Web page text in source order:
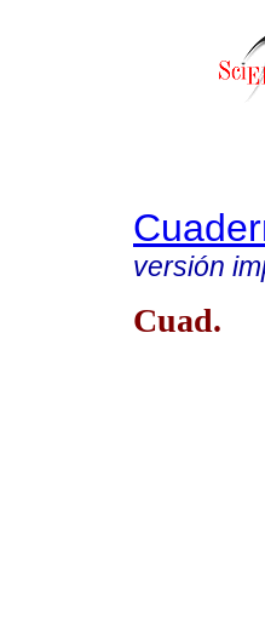
versión
Cuad.